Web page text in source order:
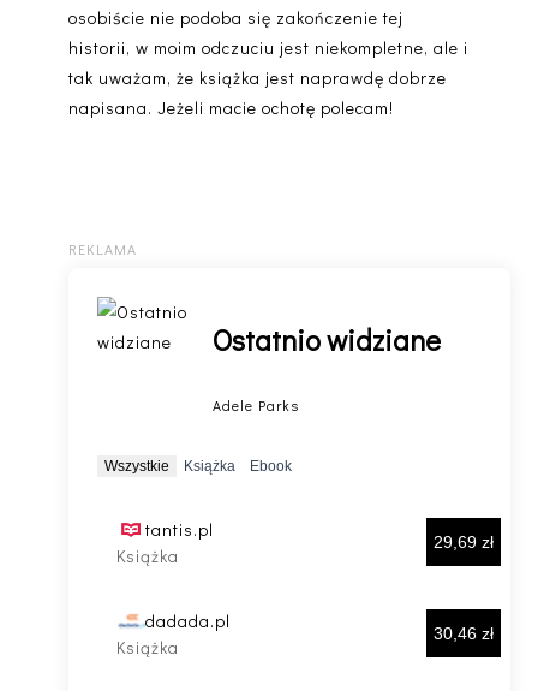
osobiście nie podoba się zakończenie tej
historii, w moim odczuciu jest niekompletne, ale i
tak uważam, że książka jest naprawdę dobrze
napisana. Jeżeli macie ochotę polecam!